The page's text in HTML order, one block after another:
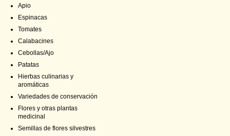
Apio
Espinacas
Tomates
Calabacines
Cebollas/Ajo
Patatas
Hierbas culinarias y
aromáticas
Variedades de conservación
Flores y otras plantas
medicinal
Semillas de flores silvestres